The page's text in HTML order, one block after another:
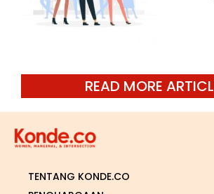
READ MORE
TENTANG KONDE.CO